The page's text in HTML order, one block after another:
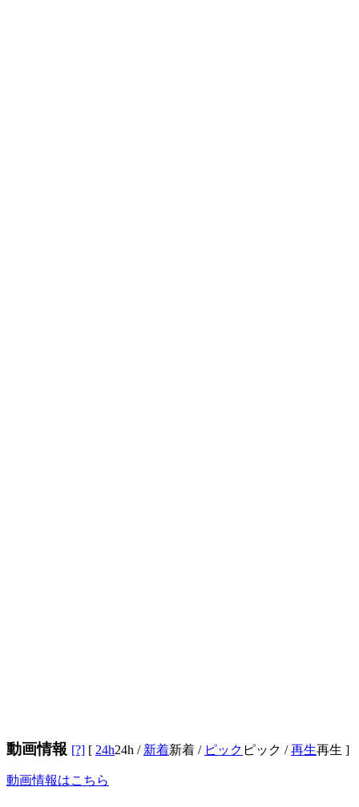
動画情報 [?] [ 24h24h / 新着新着 / ピック ピック /再生再生 ]
動画情報はこちら